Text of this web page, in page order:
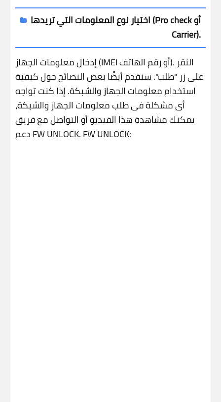
اختيار نوع المعلومات التي تريدها (Pro check أو
Carrier).
إدخال معلومات الجهاز (IMEI أو رقم الهاتف). النقر
على زر "طلب".سنقدم أيضًا بعض النصائح حول كيفية
استخدام معلومات الجهاز والشبكة.إذا كنت تواجه
أي مشكلة في طلب معلومات الجهاز والشبكة،
يمكنك مشاهدة هذا الفيديو أو التواصل مع فريق
دعم FW UNLOCK.FW UNLOCK: